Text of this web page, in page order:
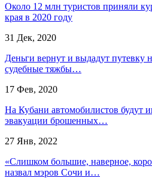
Около 12 млн туристов приняли
края в 2020 году
31 Дек, 2020
Деньги вернут и выдадут путевку
судебные тяжбы…
17 Фев, 2020
​На Кубани автомобилистов будут
эвакуации брошенных…
27 Янв, 2022
«Слишком большие, наверное,
назвал мэров Сочи и…